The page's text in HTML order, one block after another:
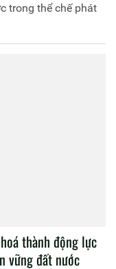
trong thể chế phát
thành động lực
vững đất nước